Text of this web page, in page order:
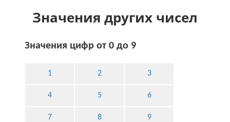
Значения других чисел
Значения цифр от 0 до 9
1 2 3
4 5 6
7 8 9